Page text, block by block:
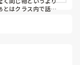
とはクラス内で話し
は色々載っていま